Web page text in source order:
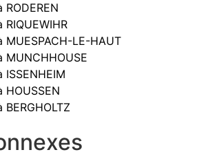
RODEREN
RIQUEWIHR
MUESPACH-LE-HAUT
MUNCHHOUSE
ISSENHEIM
HOUSSEN
BERGHOLTZ